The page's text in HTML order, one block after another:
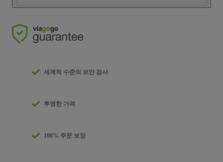
세계적 수준의 보안 검사
투명한 가격
100% 주문 보장